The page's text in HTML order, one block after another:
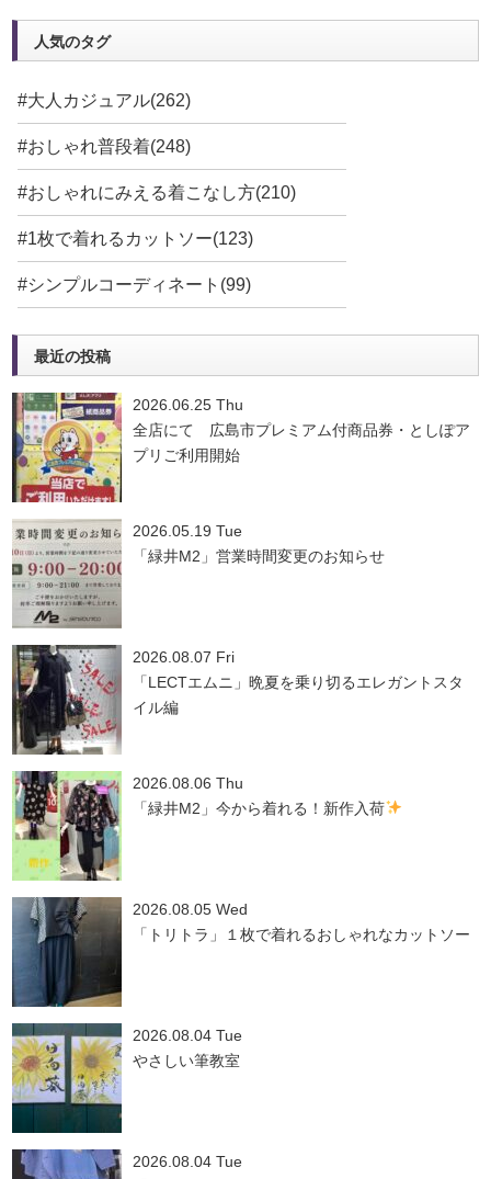
人気のタグ
#大人カジュアル(262)
#おしゃれ普段着(248)
#おしゃれにみえる着こなし方(210)
#1枚で着れるカットソー(123)
#シンプルコーディネート(99)
最近の投稿
2026.06.25 Thu
全店にて 広島市プレミアム付商品券・としぽア
プリご利用開始
2026.05.19 Tue
「緑井M2」営業時間変更のお知らせ
2026.08.07 Fri
「LECTエムニ」晩夏を乗り切るエレガントスタ
イル編
2026.08.06 Thu
「緑井M2」今から着れる！新作入荷
2026.08.05 Wed
「トリトラ」１枚で着れるおしゃれなカットソー
2026.08.04 Tue
やさしい筆教室
2026.08.04 Tue